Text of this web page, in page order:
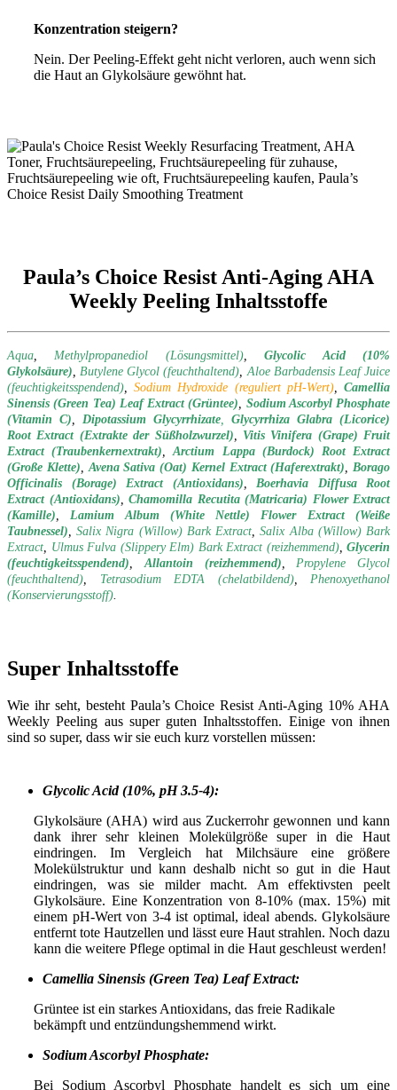
Konzentration steigern?
Nein. Der Peeling-Effekt geht nicht verloren, auch wenn sich
die Haut an Glykolsäure gewöhnt hat.
Paula’s Choice Resist Anti-Aging AHA
Weekly Peeling Inhaltsstoffe
Aqua Methylpropanediol (Lösungsmittel),Glycolic Acid (10%
Glykolsäure)
Butylene Glycol (feuchthaltend) Aloe Barbadensis Leaf Juice
(feuchtigkeitsspendend) ,Sodium Hydroxide (reguliert pH-Wert),Camellia
Sinensis (Green Tea) Leaf Extract (Grüntee)
Sodium Ascorbyl Phosphate
(Vitamin C)
Dipotassium Glycyrrhizate
Glycyrrhiza Glabra (Licorice)
Root Extract (Extrakte der Süßholzwurzel)
Vitis Vinifera (Grape) Fruit
Extract (Traubenkernextrakt) ,Arctium Lappa (Burdock) Root Extract
(Große Klette)
Avena Sativa (Oat) Kernel Extract (Haferextrakt)
Borago
Officinalis (Borage) Extract (Antioxidans)
Boerhavia Diffusa Root
Extract (Antioxidans)
Chamomilla Recutita (Matricaria) Flower Extract
(Kamille)
Lamium Album (White Nettle) Flower Extract (Weiße
Taubnessel) ,Salix Nigra (Willow) Bark Extract ,Salix Alba (Willow) Bark
Extract
Ulmus Fulva (Slippery Elm) Bark Extract (reizhemmend), Glycerin
(feuchtigkeitsspendend)
Allantoin (reizhemmend)
Propylene Glycol
(feuchthaltend)
Tetrasodium EDTA (chelatbildend), Phenoxyethanol
(Konservierungsstoff)
Super Inhaltsstoffe
Wie ihr seht, besteht Paula’s Choice Resist Anti-Aging 10% AHA
Weekly Peeling aus super guten Inhaltsstoffen. Einige von ihnen
sind so super, dass wir sie euch kurz vorstellen müssen:
Glycolic Acid (10%, pH 3.5-4):
Glykolsäure (AHA) wird aus Zuckerrohr gewonnen und kann
dank ihrer sehr kleinen Molekülgröße super in die Haut
eindringen. Im Vergleich hat Milchsäure eine größere
Molekülstruktur und kann deshalb nicht so gut in die Haut
eindringen, was sie milder macht. Am effektivsten peelt
Glykolsäure. Eine Konzentration von 8-10% (max. 15%) mit
einem pH-Wert von 3-4 ist optimal, ideal abends. Glykolsäure
entfernt tote Hautzellen und lässt eure Haut strahlen. Noch dazu
kann die weitere Pflege optimal in die Haut geschleust werden!
Camellia Sinensis (Green Tea) Leaf Extract:
Grüntee ist ein starkes Antioxidans, das freie Radikale
bekämpft und entzündungshemmend wirkt.
Sodium Ascorbyl Phosphate:
Bei Sodium Ascorbyl Phosphate handelt es sich um eine